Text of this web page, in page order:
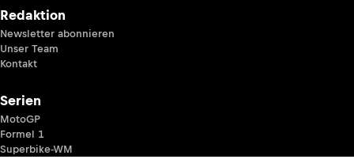
Redaktion
Newsletter abonnieren
Unser Team
Kontakt
Serien
MotoGP
Formel 1
Superbike-WM